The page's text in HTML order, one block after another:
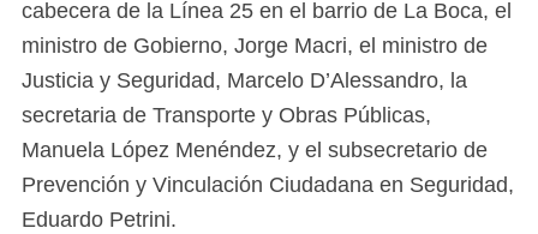
cabecera de la Línea 25 en el barrio de La Boca, el
ministro de Gobierno, Jorge Macri, el ministro de
Justicia y Seguridad, Marcelo D’Alessandro, la
secretaria de Transporte y Obras Públicas,
Manuela López Menéndez, y el subsecretario de
Prevención y Vinculación Ciudadana en Seguridad,
Eduardo Petrini.